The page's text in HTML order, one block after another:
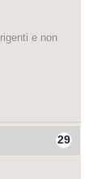
e non
29